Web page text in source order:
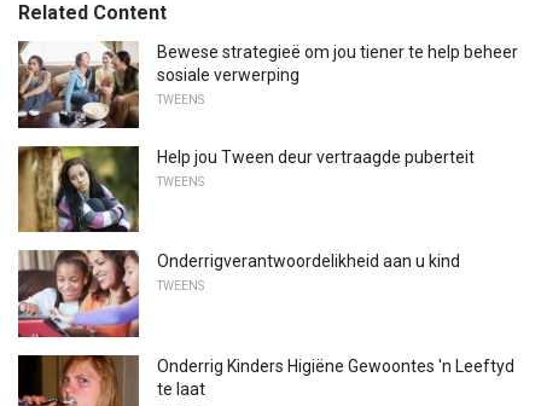
Related Content
Bewese strategieë om jou tiener te help beheer
sosiale verwerping
TWEENS
Help jou Tween deur vertraagde puberteit
TWEENS
Onderrigverantwoordelikheid aan u kind
TWEENS
Onderrig Kinders Higiëne Gewoontes 'n Leeftyd
te laat